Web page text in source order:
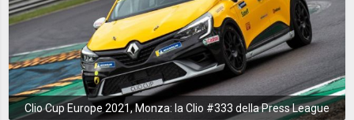
Clio Cup Europe 2021, Monza: la Clio #333 della Press League